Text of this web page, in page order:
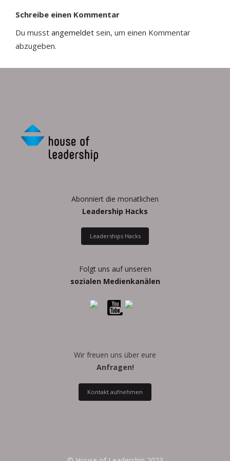
Schreibe einen Kommentar
Du musst angemeldet sein, um einen Kommentar
abzugeben.
Abonniert die monatlichen
Leadership Hacks
Leaderships Hacks
Folgt uns auf unseren
sozialen Medienkanälen
Wir freuen uns über eure
Anfragen!
Kontakt aufnehmen